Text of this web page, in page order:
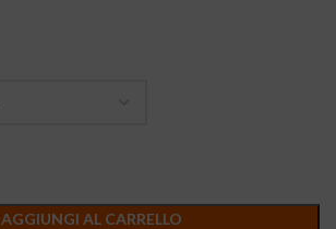
AGGIUNGI AL CARRELLO